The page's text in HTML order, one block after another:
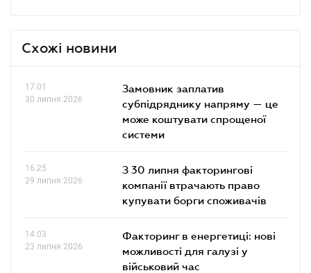
Схожі новини
17.01
30 липня 2026
Замовник заплатив
субпідряднику напряму — це
може коштувати спрощеної
системи
16.25
29 липня 2026
З 30 липня факторингові
компанії втрачають право
купувати борги споживачів
14.03
23 липня 2026
Факторинг в енергетиці: нові
можливості для галузі у
військовий час